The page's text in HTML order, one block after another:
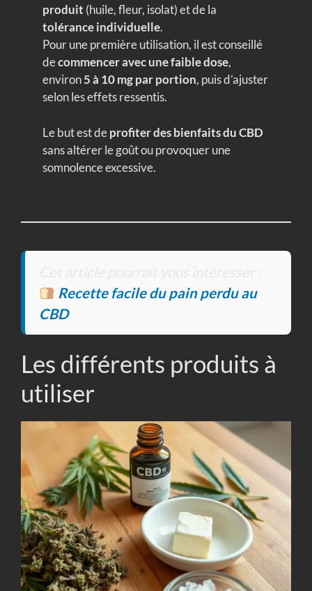
produit (huile, fleur, isolat) et de la
tolérance individuelle.
Pour une première utilisation, il est conseillé
decommencer avec une faible dose,
environ5 à 10 mg par portion, puis d’ajuster
selon les effets ressentis.
Le but est deprofiter des bienfaits du CBD
sans altérer le goût ou provoquer une
somnolence excessive.
Recette facile du pain perdu au
CBD
Les différents produits à
utiliser